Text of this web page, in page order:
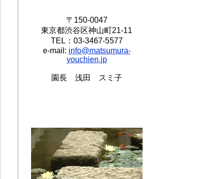
〒150-0047
東京都渋谷区神山町21-11
TEL：03-3467-5577
e-mail: info@matsumura-
youchien.jp
園長 浅田 スミ子